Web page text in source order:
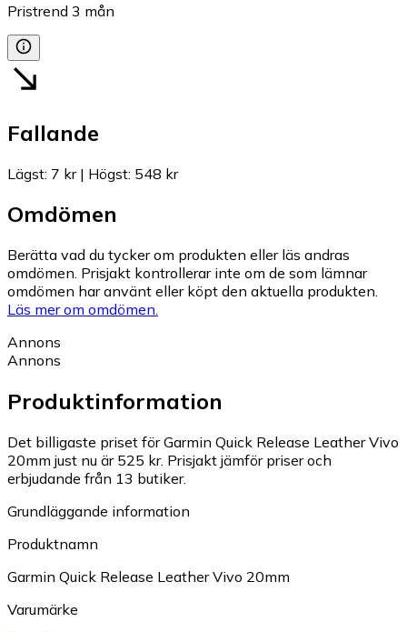
Pristrend 3 mån
Fallande
Lägst: 7 kr| Högst: 548 kr
Omdömen
Berätta vad du tycker om produkten eller läs andras
omdömen. Prisjakt kontrollerar inte om de som lämnar
omdömen har använt eller köpt den aktuella produkten.
Läs mer om omdömen.
Annons
Annons
Produktinformation
Det billigaste priset för Garmin Quick Release Leather Vivo
20mm just nu är 525 kr. Prisjakt jämför priser och
erbjudande från 13 butiker.
Grundläggande information
Produktnamn
Garmin Quick Release Leather Vivo 20mm
Varumärke